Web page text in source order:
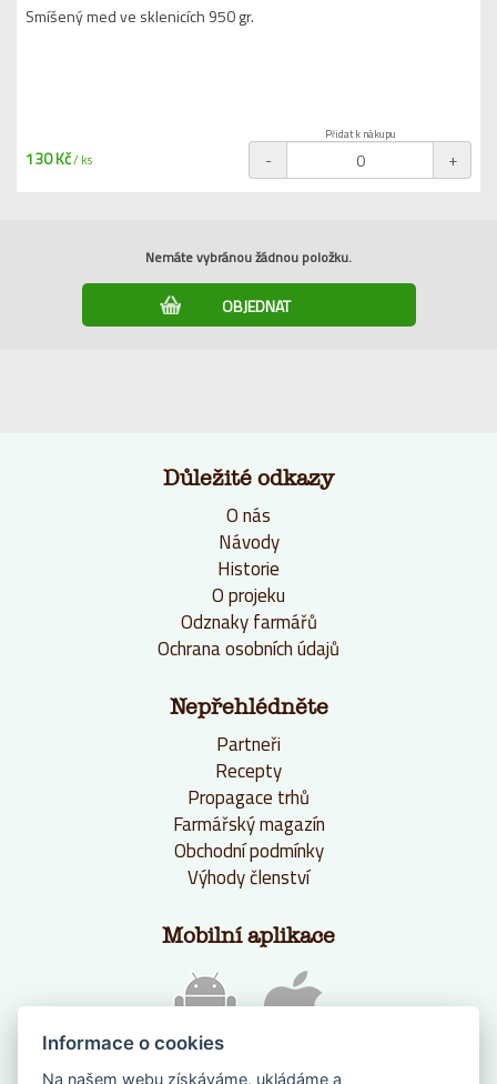
Smíšený med ve sklenicích 950 gr.
130 Kč/ ks
Přidat k nákupu
- +
Nemáte vybránou žádnou položku.
Důležité odkazy
O nás
Návody
Historie
O projeku
Odznaky farmářů
Ochrana osobních údajů
Nepřehlédněte
Partneři
Recepty
Propagace trhů
Farmářský magazín
Obchodní podmínky
Výhody členství
Mobilní aplikace
Informace o cookies
Na našem webu získáváme, ukládáme a